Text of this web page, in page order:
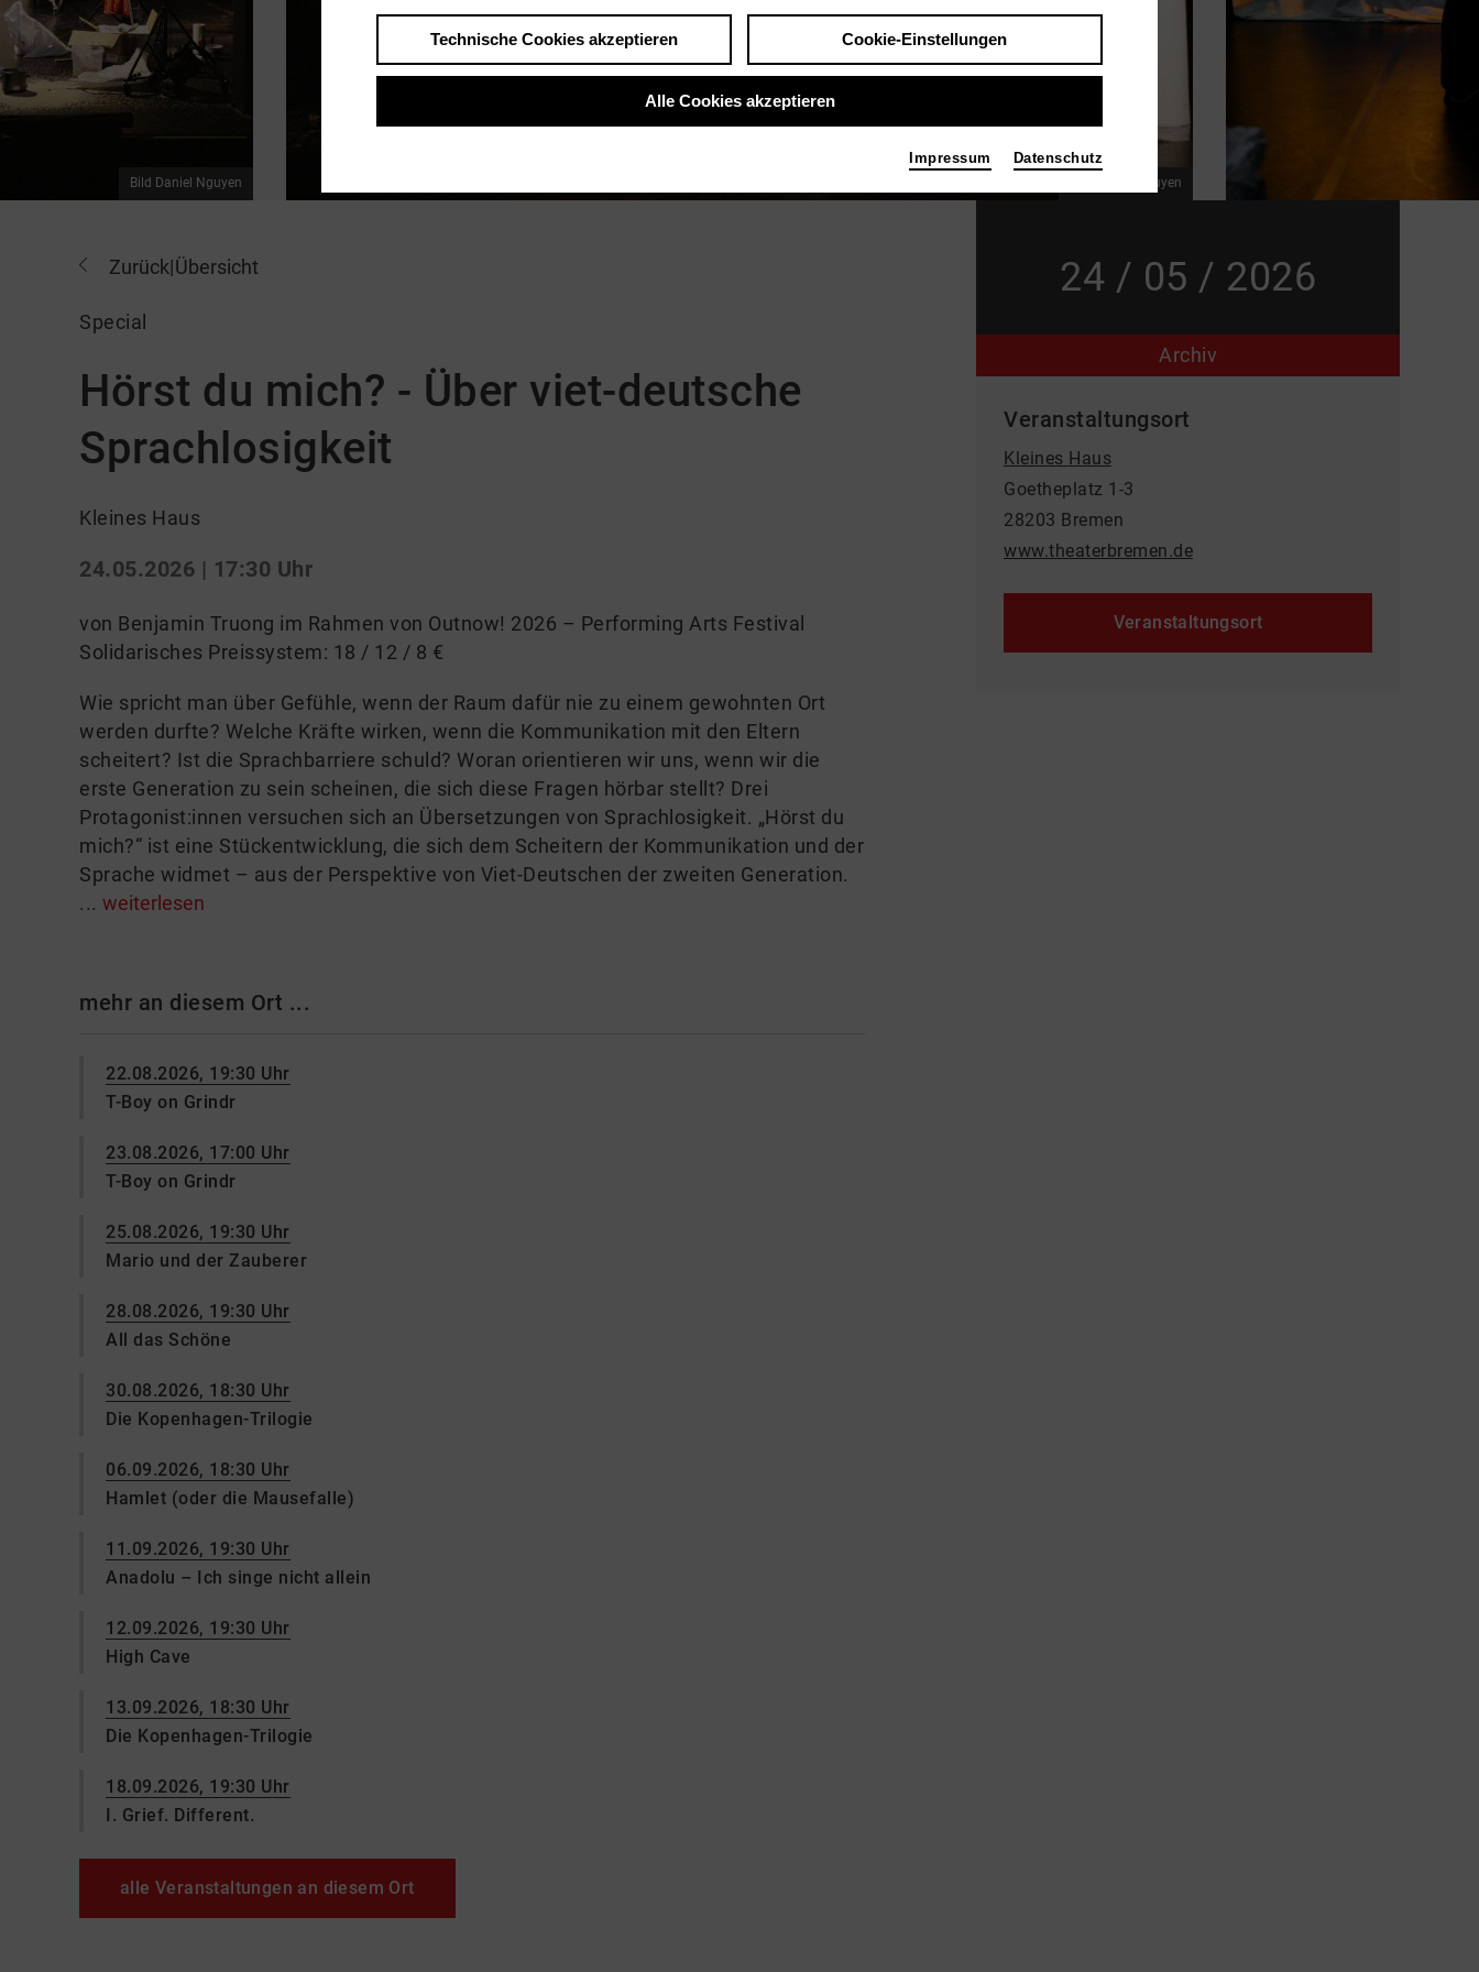
Bild Daniel Nguyen Bild Daniel Nguyen
Zurück|Übersicht
Special
Hörst du mich? - Über viet-deutsche
Sprachlosigkeit
Kleines Haus
24.05.2026 | 17:30 Uhr
von Benjamin Truong im Rahmen von Outnow! 2026 – Performing Arts Festival
Solidarisches Preissystem: 18 / 12 / 8 €
Wie spricht man über Gefühle, wenn der Raum dafür nie zu einem gewohnten Ort
werden durfte? Welche Kräfte wirken, wenn die Kommunikation mit den Eltern
scheitert? Ist die Sprachbarriere schuld? Woran orientieren wir uns, wenn wir die
erste Generation zu sein scheinen, die sich diese Fragen hörbar stellt? Drei
Protagonist:innen versuchen sich an Übersetzungen von Sprachlosigkeit. „Hörst du
mich?“ ist eine Stückentwicklung, die sich dem Scheitern der Kommunikation und der
Sprache widmet – aus der Perspektive von Viet-Deutschen der zweiten Generation.
... weiterlesen
mehr an diesem Ort ...
22.08.2026, 19:30 Uhr
T-Boy on Grindr
23.08.2026, 17:00 Uhr
T-Boy on Grindr
25.08.2026, 19:30 Uhr
Mario und der Zauberer
28.08.2026, 19:30 Uhr
All das Schöne
30.08.2026, 18:30 Uhr
Die Kopenhagen-Trilogie
06.09.2026, 18:30 Uhr
Hamlet (oder die Mausefalle)
11.09.2026, 19:30 Uhr
Anadolu – Ich singe nicht allein
12.09.2026, 19:30 Uhr
High Cave
13.09.2026, 18:30 Uhr
Die Kopenhagen-Trilogie
18.09.2026, 19:30 Uhr
I. Grief. Different.
alle Veranstaltungen an diesem Ort
24 / 05 / 2026
Archiv
Veranstaltungsort
Kleines Haus
Goetheplatz 1-3
28203 Bremen
www.theaterbremen.de
Veranstaltungsort
Technische Cookies akzeptieren Cookie-Einstellungen
Alle Cookies akzeptieren
Impressum Datenschutz